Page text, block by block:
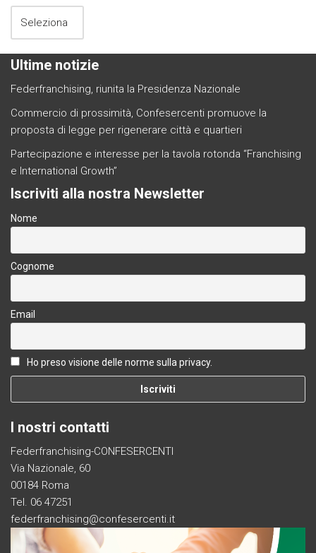
Ultime notizie
Federfranchising, riunita la Presidenza Nazionale
Commercio di prossimità, Confesercenti promuove la
proposta di legge per rigenerare città e quartieri
Partecipazione e interesse per la tavola rotonda “Franchising
e International Growth”
Iscriviti alla nostra Newsletter
Nome
Cognome
Email
Ho preso visione delle norme sulla privacy.
I nostri contatti
Federfranchising-CONFESERCENTI
Via Nazionale, 60
00184 Roma
Tel. 06 47251
federfranchising@confesercenti.it